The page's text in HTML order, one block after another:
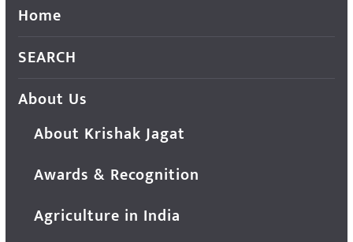
Home
SEARCH
About Us
About Krishak Jagat
Awards & Recognition
Agriculture in India